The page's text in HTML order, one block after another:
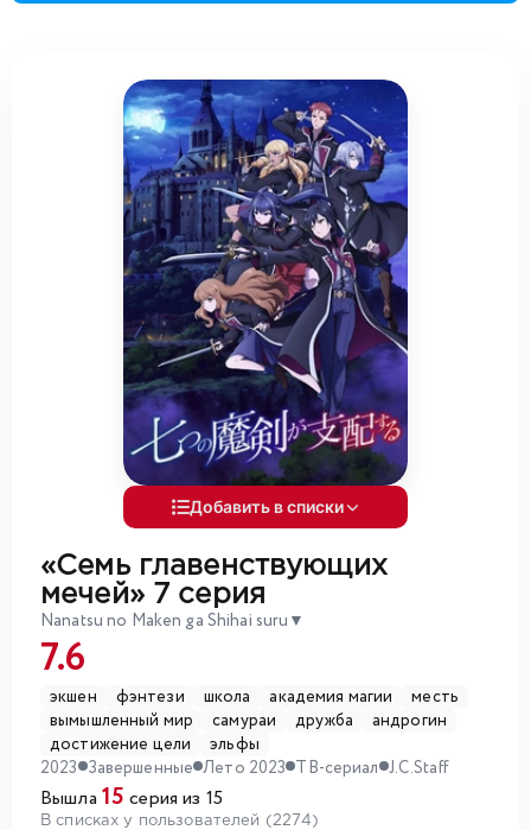
Добавить в списки
«Семь главенствующих
мечей»7 серия
Nanatsu no Maken ga Shihai suru ▼
7.6
экшен фэнтези школа академия магии
месть
вымышленный мир
самураи дружба
андрогин
достижение цели
эльфы
2023 Завершенные Лето 2023 ТВ-сериал J.C.Staff
Вышла 15 серия из 15
В списках у пользователей (2274)